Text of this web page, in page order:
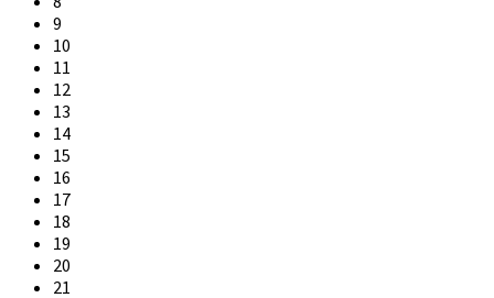
9
10
11
12
13
14
15
16
17
18
19
20
21